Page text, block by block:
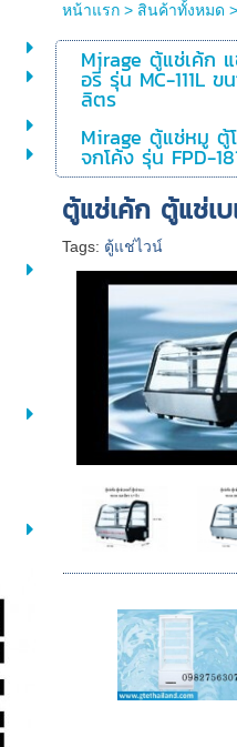
หน้าแรก> สินค้าทั้งหมด
Mirage ตู้แช่เค้ก
อรี่ รุ่น MC-111L
ลิตร
Mirage ตู้แช่หมู ตู้
จกโค้ง รุ่น FPD-
ตู้แช่เค้ก ตู้แช่เ
Tags: ตู้แช่ไวน์